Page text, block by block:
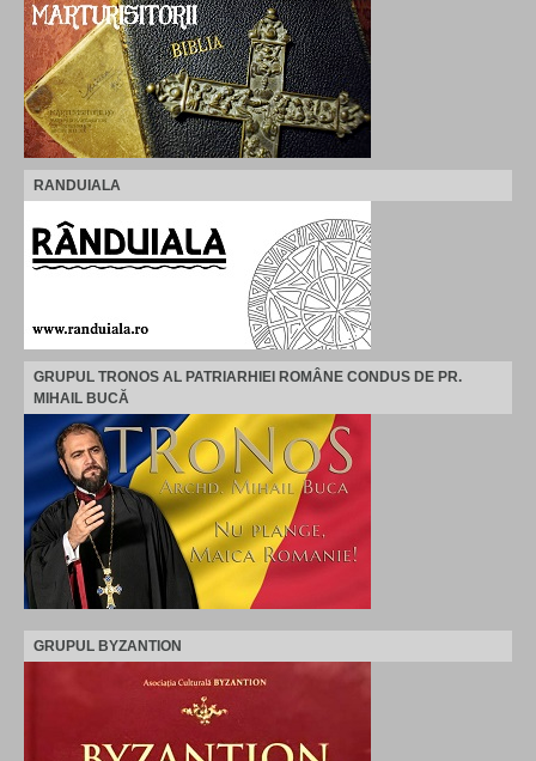
RANDUIALA
GRUPUL TRONOS AL PATRIARHIEI ROMÂNE CONDUS DE PR.
MIHAIL BUCĂ
GRUPUL BYZANTION